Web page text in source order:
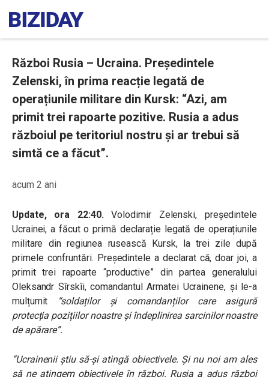
Război Rusia – Ucraina. Președintele
Zelenski, în prima reacție legată de
operațiunile militare din Kursk: “Azi, am
primit trei rapoarte pozitive. Rusia a adus
războiul pe teritoriul nostru și ar trebui să
simtă ce a făcut”.
acum 2 ani
Update, ora 22:40.Volodimir Zelenski, președintele
Ucrainei, a făcut o primă declarație legată de operațiunile
militare din regiunea rusească Kursk, la trei zile după
primele confruntări. Președintele a declarat că, doar joi, a
primit trei rapoarte “productive” din partea generalului
Oleksandr Sîrskîi, comandantul Armatei Ucrainene, și le-a
mulțumit “soldaților și comandanților care asigură
protecția pozițiilor noastre și îndeplinirea sarcinilor noastre
de apărare”.
“Ucrainenii știu să-și atingă obiectivele. Și nu noi am ales
să ne atingem obiectivele în război. Rusia a adus război